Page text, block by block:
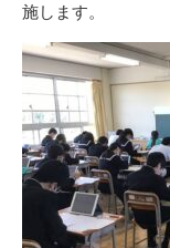
施します。